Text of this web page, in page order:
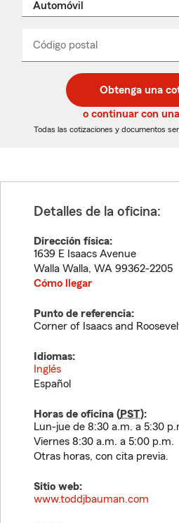
desplegable
Código postal
de
5
dígitos
de
5
dígitos
_____
Obtenga una
o continuar con
Todas las cotizaciones y documentos
Detalles de la oficina:
Dirección física:
1639 E Isaacs Avenue
Walla Walla, WA 99362-2205
Cómo llegar
Punto de referencia:
Corner of Isaacs and
Idiomas:
Inglés
Español
Horas de oficina (PST):
Lun-jue de 8:30 a.m. a 5:30
Viernes 8:30 a.m. a 5:00 p.m.
Otras horas, con cita previa.
Sitio web:
www.toddjbauman.com